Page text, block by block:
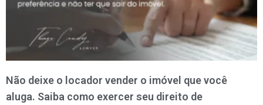
Não deixe o locador vender o imóvel que você
aluga. Saiba como exercer seu direito de